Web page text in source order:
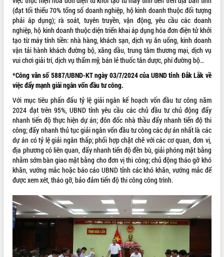
ALBUM ẢNH
(đạt tối thiểu 70% tổng số doanh nghiệp, hộ kinh doanh thuộc đối tượng
phải áp dụng); rà soát, tuyên truyền, vận động, yêu cầu các doanh
nghiệp, hộ kinh doanh thuộc diện triển khai áp dụng hóa đơn điện tử khởi
tạo từ máy tính tiền: nhà hàng, khách sạn, dịch vụ ăn uống, kinh doanh
vận tải hành khách đường bộ, xăng dầu, trung tâm thương mại, dịch vụ
vui chơi giải trí, dịch vụ thẩm mỹ, bán lẻ thuốc tân dược, phí đường bộ…
*Công văn số 5887/UBND-KT ngày 03/7/2024 của UBND tỉnh Đắk Lắk về
việc đẩy mạnh giải ngân vốn đầu tư công.
Với mục tiêu phấn đấu tỷ lệ giải ngân kế hoạch vốn đầu tư công năm
2024 đạt trên 95%, UBND tỉnh yêu cầu các chủ đầu tư chủ động đẩy
nhanh tiến độ thực hiện dự án; đôn đốc nhà thầu đẩy nhanh tiến độ thi
công; đẩy nhanh thủ tục giải ngân vốn đầu tư công các dự án nhất là các
dự án có tỷ lệ giải ngân thấp; phối hợp chặt chẽ với các cơ quan, đơn vị,
địa phương có liên quan, đẩy nhanh tiến độ đền bù, giải phóng mặt bằng
nhằm sớm bàn giao mặt bằng cho đơn vị thi công; chủ động tháo gỡ khó
khăn, vướng mắc hoặc báo cáo UBND tỉnh các khó khăn, vướng mắc để
được xem xét, tháo gỡ, bảo đảm tiến độ thi công công trình.